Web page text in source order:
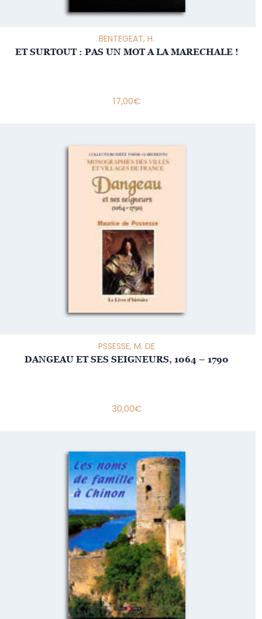
BENTEGEAT, H.
ET SURTOUT : PAS UN MOT A LA MARECHALE !
17,00€
PSSESSE, M. DE
DANGEAU ET SES SEIGNEURS, 1064 – 1790
30,00€